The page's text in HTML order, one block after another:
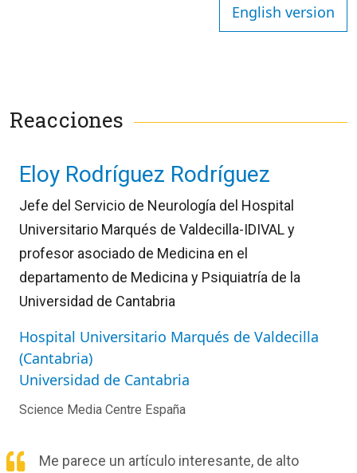
English version
Reacciones
Eloy Rodríguez Rodríguez
Jefe del Servicio de Neurología del Hospital
Universitario Marqués de Valdecilla-IDIVAL y
profesor asociado de Medicina en el
departamento de Medicina y Psiquiatría de la
Universidad de Cantabria
Hospital Universitario Marqués de Valdecilla
(Cantabria)
Universidad de Cantabria
Science Media Centre España
Me parece un artículo interesante, de alto